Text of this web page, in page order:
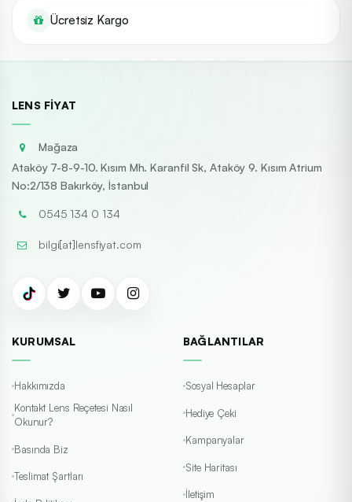
Ücretsiz Kargo
LENS FIYAT
Mağaza
Ataköy 7-8-9-10. Kısım Mh. Karanfil Sk, Ataköy 9. Kısım Atrium
No:2/138 Bakırköy, İstanbul
0545 134 0 134
bilgi[at]lensfiyat.com
KURUMSAL
Hakkımızda
Kontakt Lens Reçetesi Nasıl
Okunur?
Basında Biz
Teslimat Şartları
BAĞLANTILAR
Sosyal Hesaplar
Hediye Çeki
Kampanyalar
Site Haritası
İletişim